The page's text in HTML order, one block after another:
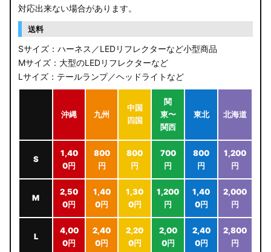
対応出来ない場合があります。
送料
Sサイズ：ハーネス／LEDリフレクターなど小型商品
Mサイズ：大型のLEDリフレクターなど
Lサイズ：テールランプ／ヘッドライトなど
沖縄 九州
中国
四国
関
東〜
関西
東北 北海道
S
1,40
0円
800
円
800
円
700
円
800
円
1,200
円
M
2,50
0円
1,40
0円
1,30
0円
1,200
円
1,40
0円
2,000
円
L
4,00
0円
2,40
0円
2,20
0円
2,00
0円
2,40
0円
2,800
円